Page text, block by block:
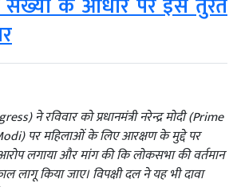
संख्या के आधार पर इसे तुरंत
ने रविवार को प्रधानमंत्री नरेन्द्र मोदी (Prime
पर महिलाओं के लिए आरक्षण के मुद्दे पर
लगाया और मांग की कि लोकसभा की वर्तमान
लागू किया जाए। विपक्षी दल ने यह भी दावा